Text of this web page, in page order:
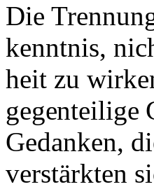
Die
kenntnis,
heit zu
gegenteilige
Gedanken,
ver­stärkten